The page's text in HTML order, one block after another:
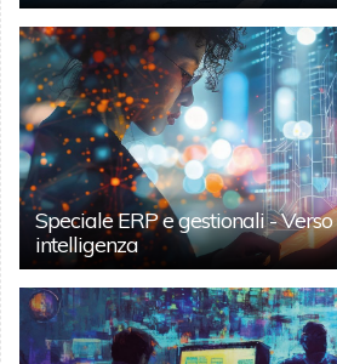
Speciale ERP e gestionali -
intelligenza